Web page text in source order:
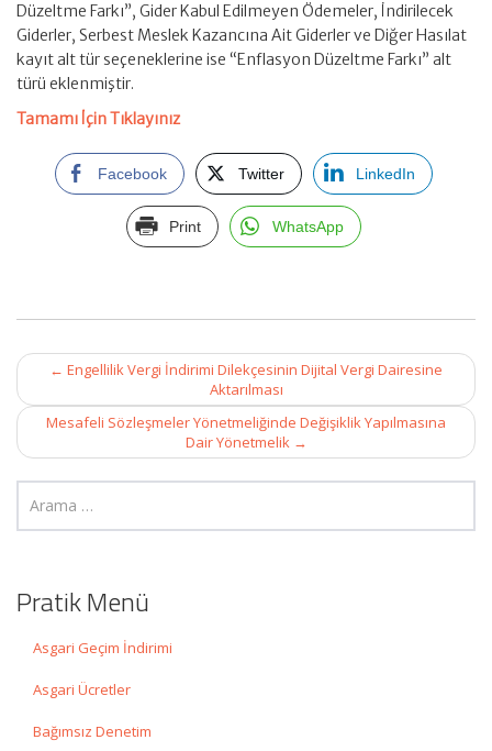
Düzeltme Farkı”, Gider Kabul Edilmeyen Ödemeler, İndirilecek
Giderler, Serbest Meslek Kazancına Ait Giderler ve Diğer Hasılat
kayıt alt tür seçeneklerine ise “Enflasyon Düzeltme Farkı” alt
türü eklenmiştir.
Tamamı İçin Tıklayınız
Facebook Twitter LinkedIn
Print WhatsApp
Post
navigation
← Engellilik Vergi İndirimi Dilekçesinin Dijital Vergi Dairesine
Aktarılması
Mesafeli Sözleşmeler Yönetmeliğinde Değişiklik Yapılmasına
Dair Yönetmelik →
Pratik Menü
Asgari Geçim İndirimi
Asgari Ücretler
Bağımsız Denetim